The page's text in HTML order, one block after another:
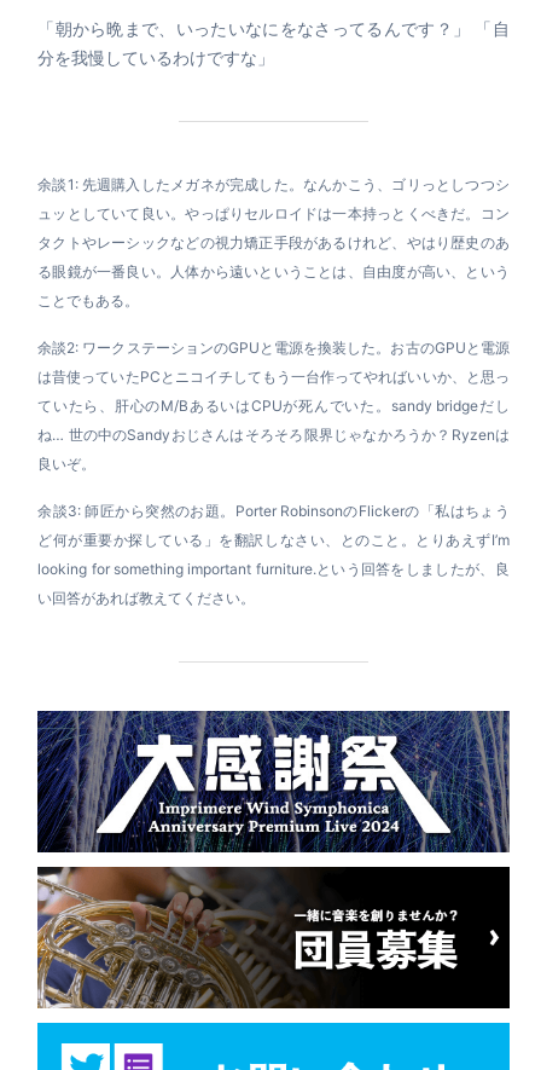
「朝から晩まで、いったいなにをなさってるんです？」 「自
分を我慢しているわけですな」
余談1: 先週購入したメガネが完成した。なんかこう、ゴリっとしつつシ
ュッとしていて良い。やっぱりセルロイドは一本持っとくべきだ。コン
タクトやレーシックなどの視力矯正手段があるけれど、やはり歴史のあ
る眼鏡が一番良い。人体から遠いということは、自由度が高い、という
ことでもある。
余談2: ワークステーションのGPUと電源を換装した。お古のGPUと電源
は昔使っていたPCとニコイチしてもう一台作ってやればいいか、と思っ
ていたら、肝心のM/BあるいはCPUが死んでいた。sandy bridgeだし
ね… 世の中のSandyおじさんはそろそろ限界じゃなかろうか？Ryzenは
良いぞ。
余談3: 師匠から突然のお題。Porter RobinsonのFlickerの「私はちょう
ど何が重要か探している」を翻訳しなさい、とのこと。とりあえずI’m
looking for something important furniture.という回答をしましたが、良
い回答があれば教えてください。